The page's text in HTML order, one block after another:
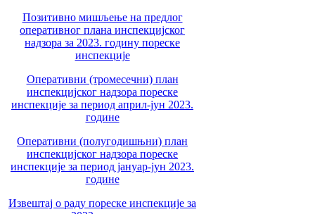
Позитивно мишљење на предлог
оперативног плана инспекцијског
надзора за 2023. годину пореске
инспекције
Оперативни (тромесечни) план
инспекцијског надзора пореске
инспекције за период април-јун 2023.
године
Оперативни (полугодишњни) план
инспекцијског надзора пореске
инспекције за период јануар-јун 2023.
године
Извештај о раду пореске инспекције за